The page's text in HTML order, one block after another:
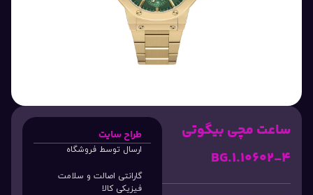
ساعت مچی بیگوتی
BG.1.10602-4
طراح سایت
ارسال توسط فروشگاه
گارانتی اصالت و سلامت
فیزیکی کالا